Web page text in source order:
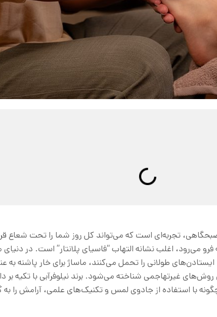
صبحگاهی، تجربه‌ای است که می‌تواند کل روز شما را تحت شعاع
می‌رود، اغلب نشانه التهاب “فاسیای پلانتار” است. در
طولانی را تحمل می‌کنند، ماساژ برای خار پاشنه به
غیرتهاجمی شناخته می‌شود. برند نیلوفرآبی با تکیه
با استفاده از جادوی لمس و تکنیک‌های علمی، آرامش را